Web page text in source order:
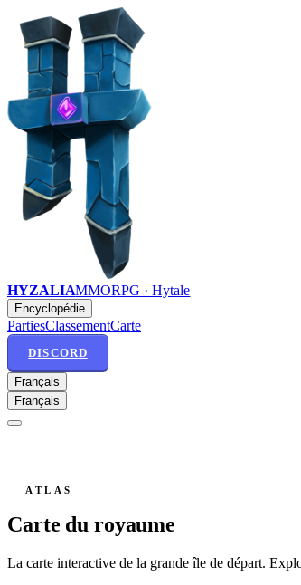
HYZALIAMMORPG · Hytale
Encyclopédie
PartiesClassementCarte
DISCORD
Français
Français
ATLAS
Carte du royaume
La carte interactive de la grande île de départ.